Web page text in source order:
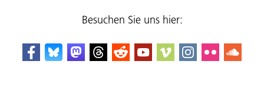
Besuchen Sie uns hier: